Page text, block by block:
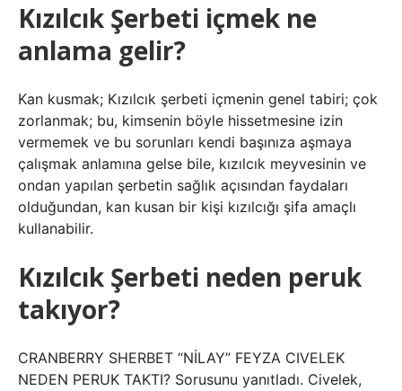
Kızılcık Şerbeti içmek ne
anlama gelir?
Kan kusmak; Kızılcık şerbeti içmenin genel tabiri; çok
zorlanmak; bu, kimsenin böyle hissetmesine izin
vermemek ve bu sorunları kendi başınıza aşmaya
çalışmak anlamına gelse bile, kızılcık meyvesinin ve
ondan yapılan şerbetin sağlık açısından faydaları
olduğundan, kan kusan bir kişi kızılcığı şifa amaçlı
kullanabilir.
Kızılcık Şerbeti neden peruk
takıyor?
CRANBERRY SHERBET “NİLAY” FEYZA CIVELEK
NEDEN PERUK TAKTI? Sorusunu yanıtladı. Civelek,